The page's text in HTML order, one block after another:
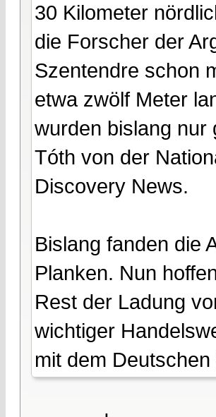
30 Kilometer
die Forscher der
Szentendre schon
etwa zwölf Meter
wurden bislang nur
Tóth von der
Discovery News.
Bislang fanden die
Planken. Nun
Rest der Ladung
wichtiger
mit dem